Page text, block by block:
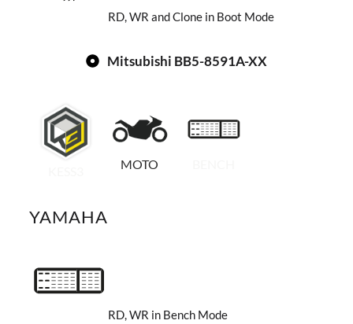
RD, WR and Clone in Boot Mode
Mitsubishi BB5-8591A-XX
MOTO
YAMAHA
RD, WR in Bench Mode